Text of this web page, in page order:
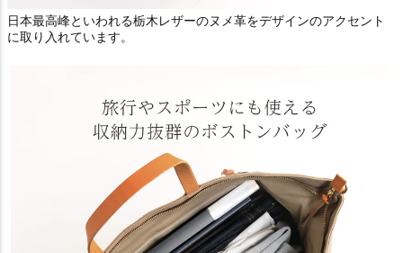
日本最高峰といわれる栃木レザーのヌメ革をデザインのアクセント
に取り入れています。